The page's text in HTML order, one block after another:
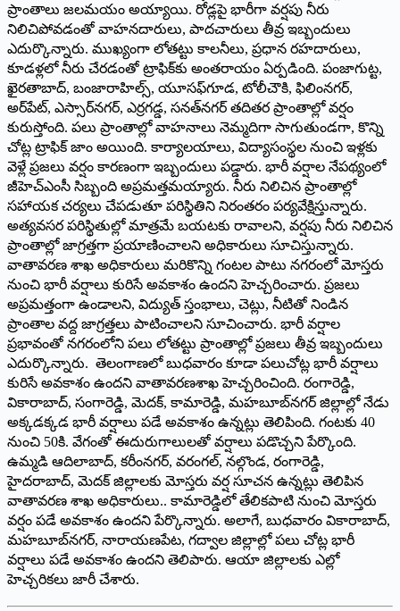
ప్రాంతాలు జలమయం అయ్యాయి. రోడ్లపై భారీగా వర్షపు నీరు
నిలిచిపోవడంతో వాహనదారులు, పాదచారులు తీవ్ర ఇబ్బందులు
ఎదుర్కొన్నారు. ముఖ్యంగా లోతట్టు కాలనీలు, ప్రధాన రహదారులు,
కూడళ్లలో నీరు చేరడంతో ట్రాఫిక్‌కు అంతరాయం ఏర్పడింది. పంజాగుట్ట,
ఖైరతాబాద్‌, ‌బంజారాహిల్స్, ‌యూసఫ్‌గూడ, టోలీచౌకి, ఫిలింనగర్‌,
అ‌ర్‌పేట్‌, ఎస్సార్‌నగర్‌, ఎ‌ర్రగడ్డ, సనత్‌నగర్‌ ‌తదితర ప్రాంతాల్లో వర్షం
కురుస్తోంది. పలు ప్రాంతాల్లో వాహనాలు నెమ్మదిగా సాగుతుండగా, కొన్ని
చోట్ల ట్రాఫిక్‌ ‌జాం అయింది. కార్యాలయాలు, విద్యాసంస్థల నుంచి ఇళ్లకు
వెళ్లే ప్రజలు వర్షం కారణంగా ఇబ్బందులు పడ్డారు. భారీ వర్షాల నేపథ్యంలో
జీహెచ్‌ఎం‌సీ సిబ్బంది అప్రమత్తమయ్యారు. నీరు నిలిచిన ప్రాంతాల్లో
సహాయక చర్యలు చేపడుతూ పరిస్థితిని నిరంతరం పర్యవేక్షిస్తున్నారు.
అత్యవసర పరిస్థితుల్లో మాత్రమే బయటకు రావాలని, వర్షపు నీరు నిలిచిన
ప్రాంతాల్లో జాగ్రత్తగా ప్రయాణించాలని అధికారులు సూచిస్తున్నారు.
వాతావరణ శాఖ అధికారులు మరికొన్ని గంటల పాటు నగరంలో మోస్తరు
నుంచి భారీ వర్షాలు కురిసే అవకాశం ఉందని హెచ్చరించారు. ప్రజలు
అప్రమత్తంగా ఉండాలని, విద్యుత్‌ ‌స్తంభాలు, చెట్లు, నీటితో నిండిన
ప్రాంతాల వద్ద జాగ్రత్తలు పాటించాలని సూచించారు. భారీ వర్షాల
ప్రభావంతో నగరంలోని పలు లోతట్టు ప్రాంతాల్లో ప్రజలు తీవ్ర ఇబ్బందులు
ఎదుర్కొన్నారు. తెలంగాణలో బుధవారం కూడా పలుచోట్ల భారీ వర్షాలు
కురిసే అవకాశం ఉందని వాతావరణశాఖ హెచ్చరించింది. రంగారెడ్డి,
వికారాబాద్‌, ‌సంగారెడ్డి, మెదక్‌, ‌కామారెడ్డి, మహబూబ్‌నగర్‌ ‌జిల్లాల్లో నేడు
అక్కడక్కడ భారీ వర్షాలు పడే అవకాశం ఉన్నట్లు తెలిపింది. గంటకు 40
నుంచి 50కి. వేగంతో ఈదురుగాలులతో వర్షాలు పడొచ్చని పేర్కొంది.
ఉమ్మడి ఆదిలాబాద్‌, ‌కరీంనగర్‌, ‌వరంగల్‌, ‌నల్గొండ, రంగారెడ్డి,
హైదరాబాద్‌, ‌మెదక్‌ ‌జిల్లాలకు మోస్తరు వర్ష సూచన ఉన్నట్లు తెలిపిన
వాతావరణ శాఖ అధికారులు.. కామారెడ్డిలో తేలికపాటి నుంచి మోస్తరు
వర్షం పడే అవకాశం ఉందని పేర్కొన్నారు. అలాగే, బుధవారం వికారాబాద్‌,
‌మహబూబ్‌నగర్‌, ‌నారాయణపేట, గద్వాల జిల్లాల్లో పలు చోట్ల భారీ
వర్షాలు పడే అవకాశం ఉందని తెలిపారు. ఆయా జిల్లాలకు ఎల్లో
హెచ్చరికలు జారీ చేశారు.